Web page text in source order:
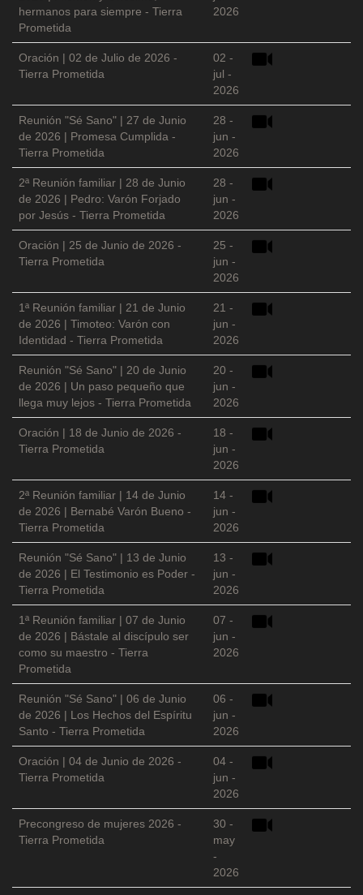
hermanos para siempre - Tierra
Prometida
2026
Oración | 02 de Julio de 2026 -
Tierra Prometida
02 -
jul -
2026
Reunión "Sé Sano" | 27 de Junio
de 2026 | Promesa Cumplida -
Tierra Prometida
28 -
jun -
2026
2ª Reunión familiar | 28 de Junio
de 2026 | Pedro: Varón Forjado
por Jesús - Tierra Prometida
28 -
jun -
2026
Oración | 25 de Junio de 2026 -
Tierra Prometida
25 -
jun -
2026
1ª Reunión familiar | 21 de Junio
de 2026 | Timoteo: Varón con
Identidad - Tierra Prometida
21 -
jun -
2026
Reunión "Sé Sano" | 20 de Junio
de 2026 | Un paso pequeño que
llega muy lejos - Tierra Prometida
20 -
jun -
2026
Oración | 18 de Junio de 2026 -
Tierra Prometida
18 -
jun -
2026
2ª Reunión familiar | 14 de Junio
de 2026 | Bernabé Varón Bueno -
Tierra Prometida
14 -
jun -
2026
Reunión "Sé Sano" | 13 de Junio
de 2026 | El Testimonio es Poder -
Tierra Prometida
13 -
jun -
2026
1ª Reunión familiar | 07 de Junio
de 2026 | Bástale al discípulo ser
como su maestro - Tierra
Prometida
07 -
jun -
2026
Reunión "Sé Sano" | 06 de Junio
de 2026 | Los Hechos del Espíritu
Santo - Tierra Prometida
06 -
jun -
2026
Oración | 04 de Junio de 2026 -
Tierra Prometida
04 -
jun -
2026
Precongreso de mujeres 2026 -
Tierra Prometida
30 -
may
-
2026